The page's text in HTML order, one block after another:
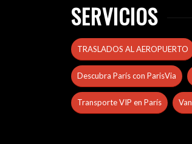
SERVICIOS
TRASLADOS AL AEROPUERTO
Descubra París con ParisVia
Transporte VIP en París